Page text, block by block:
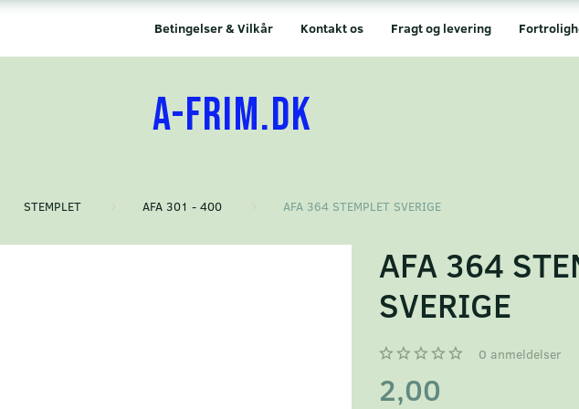
Fragt og levering
Kontakt os
Betingelser & Vilkår
A-FRIM.DK
STEMPLET AFA 301 - 400 AFA 364 STEMPLET SVERIGE
AFA 364
SVERIGE
0 anmeldelser
2,00